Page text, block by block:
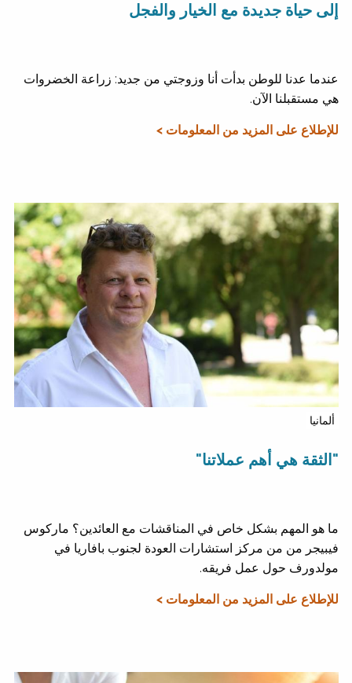
إلى حياة جديدة مع الخيار والفجل
عندما عدنا للوطن بدأت أنا وزوجتي من جديد: زراعة الخضروات
هي مستقبلنا الآن.
للإطلاع على المزيد من المعلومات >
ألمانيا
"الثقة هي أهم عملاتنا"
ما هو المهم بشكل خاص في المناقشات مع العائدين؟ ماركوس
فيبيجر من من مركز استشارات العودة لجنوب بافاريا في
مولدورف حول عمل فريقه.
للإطلاع على المزيد من المعلومات >